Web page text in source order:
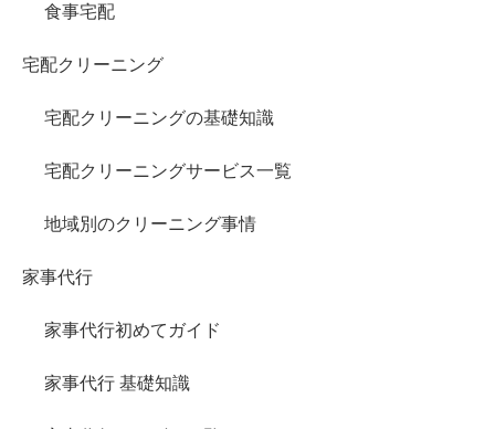
食事宅配
宅配クリーニング
宅配クリーニングの基礎知識
宅配クリーニングサービス一覧
地域別のクリーニング事情
家事代行
家事代行初めてガイド
家事代行 基礎知識